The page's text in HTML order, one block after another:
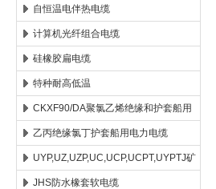
自恒温电伴热电缆
计算机光纤组合电缆
硅橡胶扁电缆
特种耐高低温
CKXF90/DA聚氯乙烯绝缘和护套船用
控制电缆
乙丙绝缘氯丁护套船用电力电缆
UYP,UZ,UZP,UC,UCP,UCPT,UYPTJ矿
用电缆
JHS防水橡套软电缆